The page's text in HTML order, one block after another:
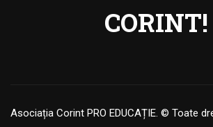
CORINT!
Asociația Corint PRO EDUCAȚIE. © Toate